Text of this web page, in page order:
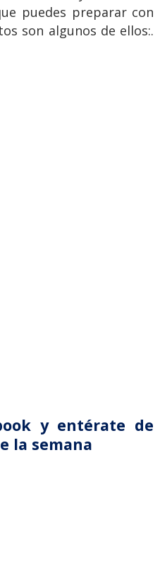
puedes preparar con
son algunos de ellos:.
y entérate de
la semana